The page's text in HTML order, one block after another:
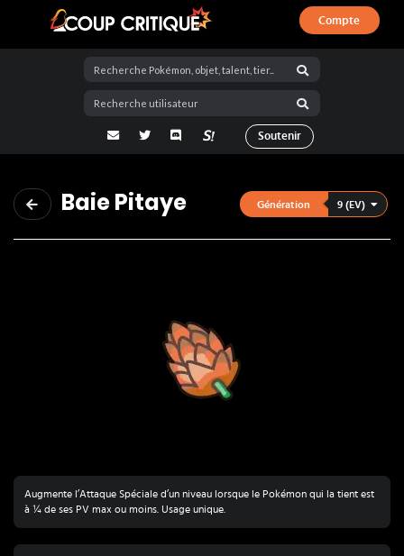
Coup Critique
Compte
adresse email
Twitter Discord La Salty Room sur Pokémon
Soutenir
Baie Pitaye Génération 9 (EV)
Augmente l’Attaque Spéciale d’un niveau lorsque le Pokémon qui la tient est
à ¼ de ses PV max ou moins. Usage unique.